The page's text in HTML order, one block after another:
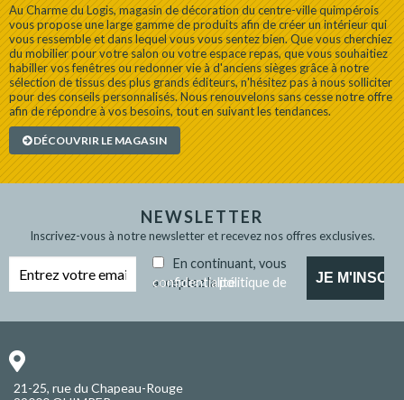
Au Charme du Logis, magasin de décoration du centre-ville quimpérois
vous propose une large gamme de produits afin de créer un intérieur qui
vous ressemble et dans lequel vous vous sentez bien. Que vous cherchiez
du mobilier pour votre salon ou votre espace repas, que vous souhaitiez
habiller vos fenêtres ou redonner vie à d'anciens sièges grâce à notre
sélection de tissus des plus grands éditeurs, n'hésitez pas à nous solliciter
pour des conseils personnalisés. Nous renouvelons sans cesse notre offre
afin de répondre à vos besoins, tout en suivant les tendances.
DÉCOUVRIR LE MAGASIN
NEWSLETTER
Inscrivez-vous à notre newsletter et recevez nos offres exclusives.
En continuant, vous
acceptez la
politique de confidentialité
21-25, rue du Chapeau-Rouge